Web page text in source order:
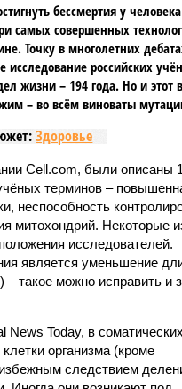
бессмертия у
самых совершенных
Точку в многолетних
исследование российских
жизни – 194 года. Но и этот
– во всём виноваты
Здоровье
Cell.com, были описаны
терминов –
неспособность
митохондрий. Некоторые
исследователей.
является уменьшение
такое можно исправить и
News Today, в соматических
организма (кроме
следствием